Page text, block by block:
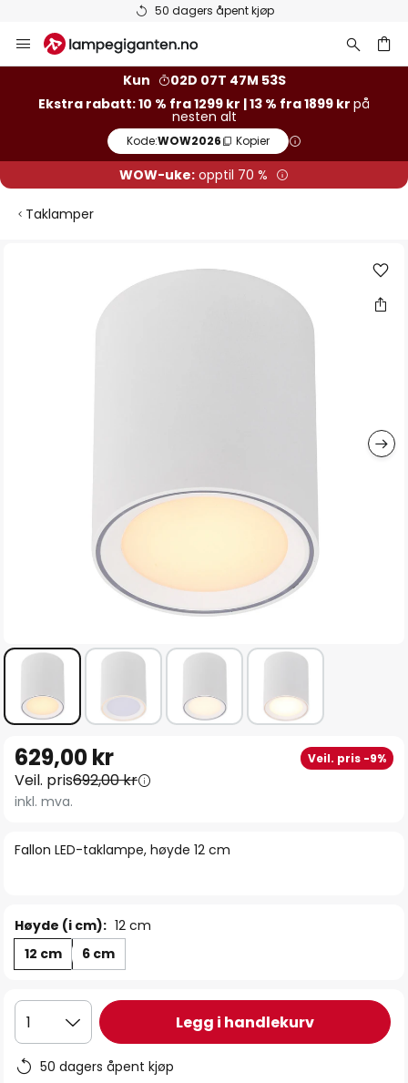
Hopp
til
Kun
02D 07T 47M 52S
Ekstra rabatt: 10 % fra 1299 kr | 13 % fra 1899 kr på
nesten alt
Kode:WOW2026 Kopier
WOW-uke: opptil 70 %
Taklamper
begynnelsen
av
Fallon LED-taklampe, høyde 12 cm
629,00 kr Veil. pris -9%
Veil. pris692,00 kr
inkl. mva.
Høyde (i cm): 12 cm
12 cm
6 cm
1 Legg i handlekurv
50 dagers åpent kjøp